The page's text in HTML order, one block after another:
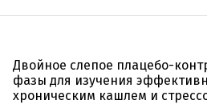
Двойное слепое плацебо-
фазы для изучения
хроническим кашлем и